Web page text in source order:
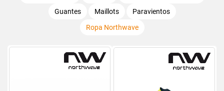
Guantes
Maillots
Paravientos
Ropa Northwave